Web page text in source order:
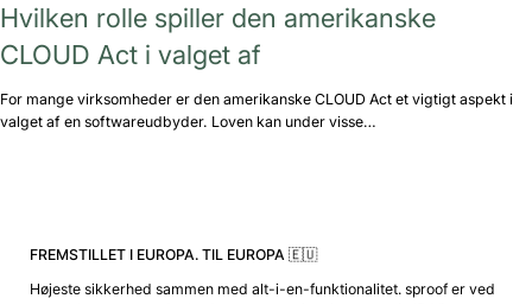
Hvilken rolle spiller den amerikanske
CLOUD Act i valget af
For mange virksomheder er den amerikanske CLOUD Act et vigtigt aspekt i
valget af en softwareudbyder. Loven kan under visse…
FREMSTILLET I EUROPA. TIL EUROPA 🇪🇺
Højeste sikkerhed sammen med alt-i-en-funktionalitet. sproof er ved